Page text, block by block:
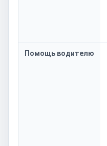
Помощь водителю